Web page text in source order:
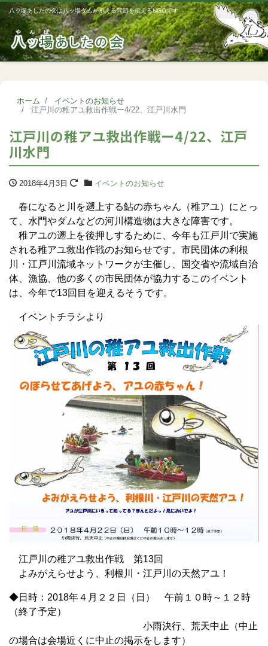
八ッ場あしたの会は八ッ場ダムが抱える問題を伝えるNGOです
ホーム
イベントのお知らせ
江戸川の稚アユ救出作戦ー4/22、江戸川水門
江戸川の稚アユ救出作戦ー4/22、江戸
川水門
2018年4月3日 イベントのお知らせ
春になると川を遡上する鮎の赤ちゃん（稚アユ）にとっ
て、水門やダムなどの河川構造物は大きな障害です。
稚アユの遡上を後押しするために、今年も江戸川で実施
される稚アユ救出作戦のお知らせです。市民団体の利根
川・江戸川流域ネットワークが主催し、国交省や流域自治
体、漁協、他の多くの市民団体が協力するこのイベント
は、今年で13回目を迎えるそうです。
イベントチラシより
江戸川の稚アユ救出作戦 第13回
よみがえらせよう、利根川・江戸川の天然アユ！
◆日時：2018年４月２２日（日） 午前１０時～１２時
（終了予定）
小雨決行、荒天中止（中止
の場合は会場近くに中止の掲示をします）